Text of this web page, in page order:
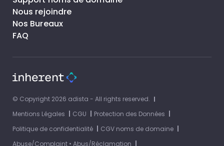
Nous rejoindre
Nos Bureaux
FAQ
© Copyright 2026 adista - All rights reserved.
Mentions Légales
CGU
Protection des Données
Politique de confidentialité
CGV noms de domaine
Abuse/Complaint • Abus/Réclamation